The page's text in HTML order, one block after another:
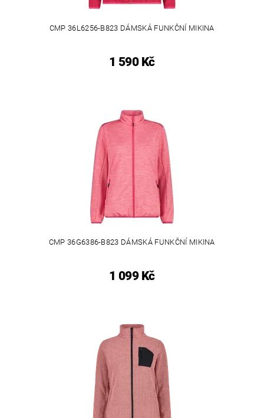
CMP 36L6256-B823 DÁMSKÁ FUNKČNÍ MIKINA
1 590 Kč
CMP 36G6386-B823 DÁMSKÁ FUNKČNÍ MIKINA
1 099 Kč